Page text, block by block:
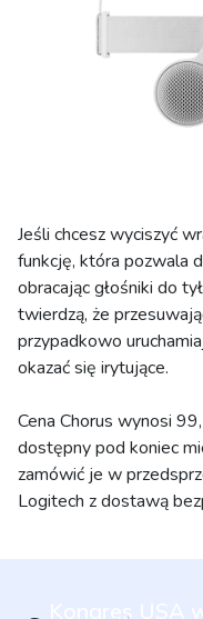
Jeśli chcesz wyciszyć
funkcję, która pozwala
obracając głośniki do
twierdzą, że
przypadkowo
okazać się irytujące.
Cena Chorus wynosi
dostępny pod koniec
zamówić je w
Logitech z dostawą
Kongres USA